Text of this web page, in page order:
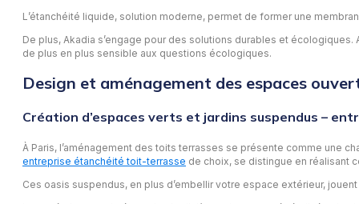
L’étanchéité liquide, solution moderne, permet de former une
De plus, Akadia s’engage pour des solutions durables et
de plus en plus sensible aux questions écologiques.
Design et aménagement des espaces
Création d’espaces verts et jardins suspendus –
À Paris, l’aménagement des toits terrasses se présente comme une
entreprise étanchéité toit-terrasse de choix, se distingue en réalisant
Ces oasis suspendus, en plus d’embellir votre espace extérieur,